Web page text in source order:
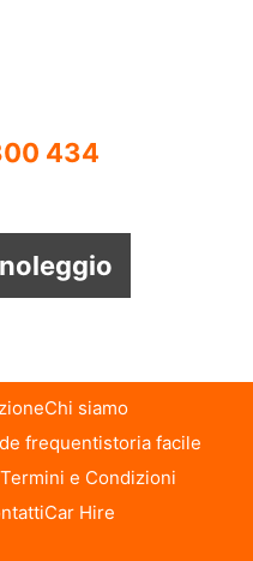
434
Chi siamo
frequentistoria facile
Termini e Condizioni
Car Hire